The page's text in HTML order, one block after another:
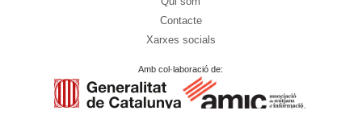
Contacte
Xarxes socials
Amb col·laboració de: